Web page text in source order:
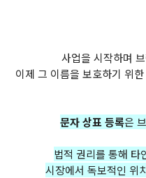
사업을 시작하며
이제 그 이름을 보호하기 위한
문자 상표 등록은
법적 권리를 통해 타
시장에서 독보적인 위